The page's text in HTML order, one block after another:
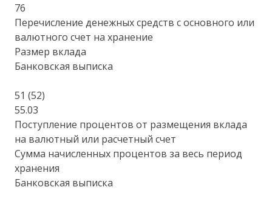
76
Перечисление денежных средств с основного или
валютного счет на хранение
Размер вклада
Банковская выписка
51 (52)
55.03
Поступление процентов от размещения вклада
на валютный или расчетный счет
Сумма начисленных процентов за весь период
хранения
Банковская выписка